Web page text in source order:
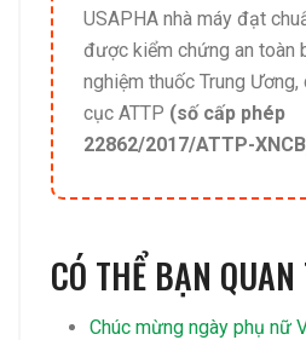
USAPHA nhà máy đạt
được kiểm chứng an toàn
nghiệm thuốc Trung
cục ATTP (số cấp phép
22862/2017/ATTP-XNCB
CÓ THỂ BẠN
Chúc mừng ngày phụ nữ